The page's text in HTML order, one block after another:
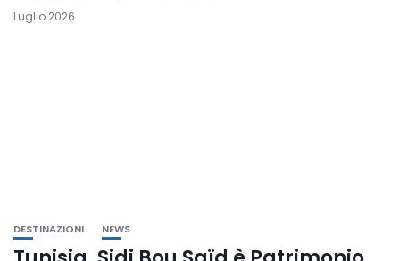
Luglio 2026
DESTINAZIONI NEWS